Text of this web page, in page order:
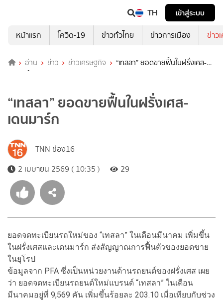
TH
เข้าสู่ระบบ
หน้าแรก
โควิด-19 ข่าวทั่วไทย ข่าวการเมือง ข่าว
อ่าน ข่าว ข่าวเศรษฐกิจ
“เทสลา” ยอดขายฟื้นในฝรั่งเศส-
เดนมาร์ก
“เทสลา” ยอดขายฟื้นในฝรั่งเศส-
เดนมาร์ก
TNN ช่อง16
2 เมษายน 2569 ( 10:35 )
29
ยอดจดทะเบียนรถใหม่ของ “เทสลา” ในเดือนมีนาคม เพิ่มขึ้น
ในฝรั่งเศสและเดนมาร์ก ส่งสัญญาณการฟื้นตัวของยอดขาย
ในยุโรป
ข้อมูลจาก PFA ซึ่งเป็นหน่วยงานด้านรถยนต์ของฝรั่งเศส เผย
ว่า ยอดจดทะเบียนรถยนต์ใหม่แบรนด์ “เทสลา” ในเดือน
มีนาคมอยู่ที่ 9,569 คัน เพิ่มขึ้นร้อยละ 203.10 เมื่อเทียบกับช่วง